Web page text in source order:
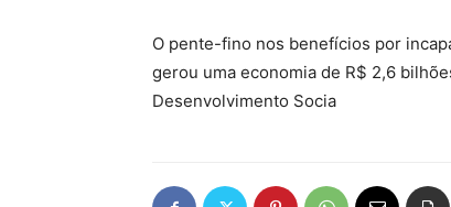
O pente-fino nos benefícios por
gerou uma economia de R$ 2,6
Desenvolvimento Socia